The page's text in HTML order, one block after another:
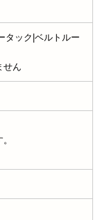
タック|ベルトルー
せん